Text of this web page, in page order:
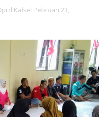
Kalsel Pebruari 23,